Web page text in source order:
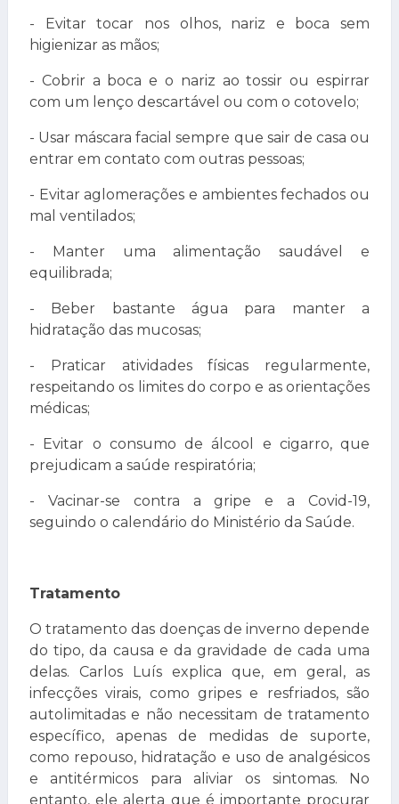
- Evitar tocar nos olhos, nariz e boca sem
higienizar as mãos;
- Cobrir a boca e o nariz ao tossir ou espirrar
com um lenço descartável ou com o cotovelo;
- Usar máscara facial sempre que sair de casa ou
entrar em contato com outras pessoas;
- Evitar aglomerações e ambientes fechados ou
mal ventilados;
- Manter uma alimentação saudável e
equilibrada;
- Beber bastante água para manter a
hidratação das mucosas;
- Praticar atividades físicas regularmente,
respeitando os limites do corpo e as orientações
médicas;
- Evitar o consumo de álcool e cigarro, que
prejudicam a saúde respiratória;
- Vacinar-se contra a gripe e a Covid-19,
seguindo o calendário do Ministério da Saúde.
Tratamento
O tratamento das doenças de inverno depende
do tipo, da causa e da gravidade de cada uma
delas. Carlos Luís explica que, em geral, as
infecções virais, como gripes e resfriados, são
autolimitadas e não necessitam de tratamento
específico, apenas de medidas de suporte,
como repouso, hidratação e uso de analgésicos
e antitérmicos para aliviar os sintomas. No
entanto, ele alerta que é importante procurar